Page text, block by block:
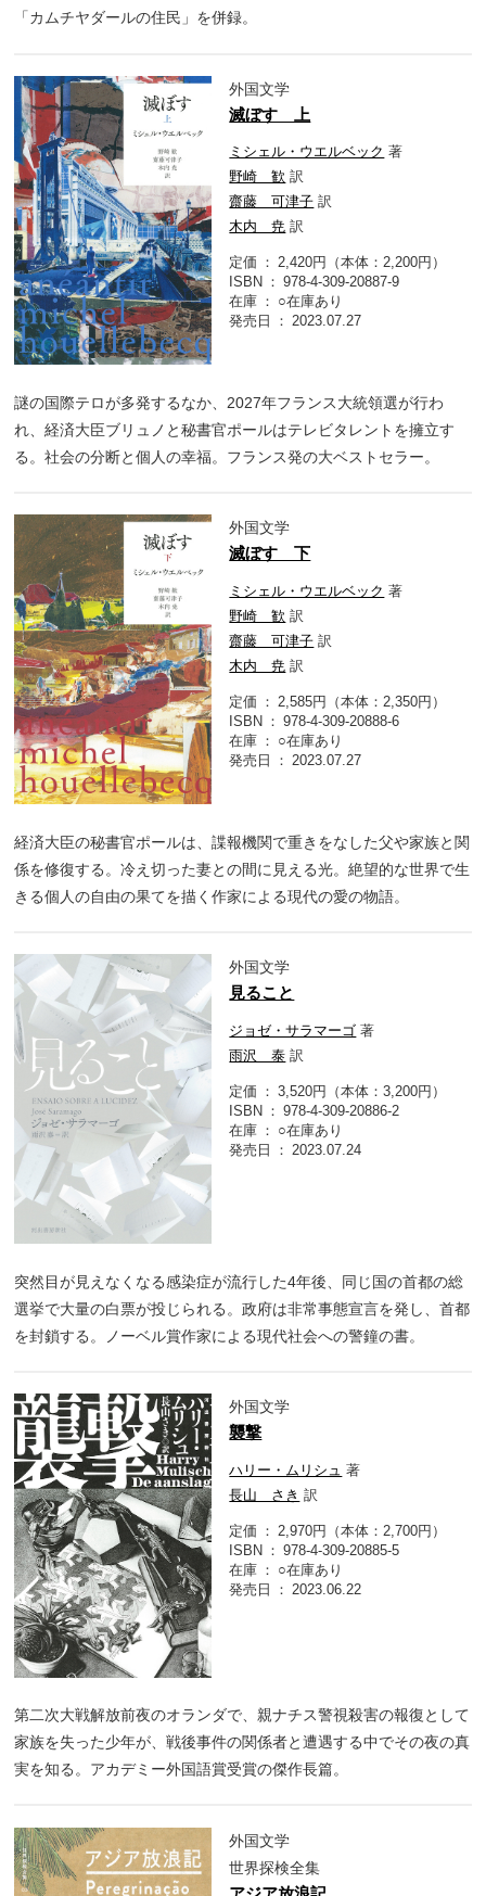
「カムチヤダールの住民」を併録。
外国文学
滅ぼす 上
ミシェル・ウエルベック 著
野崎 歓 訳
齋藤 可津子 訳
木内 尭 訳
定価
2,420円（本体：2,200円）
ISBN
978-4-309-20887-9
在庫
○在庫あり
発売日
2023.07.27
謎の国際テロが多発するなか、2027年フランス大統領選が行わ
れ、経済大臣ブリュノと秘書官ポールはテレビタレントを擁立す
る。社会の分断と個人の幸福。フランス発の大ベストセラー。
外国文学
滅ぼす 下
ミシェル・ウエルベック 著
野崎 歓 訳
齋藤 可津子 訳
木内 尭 訳
定価
2,585円（本体：2,350円）
ISBN
978-4-309-20888-6
在庫
○在庫あり
発売日
2023.07.27
経済大臣の秘書官ポールは、諜報機関で重きをなした父や家族と関
係を修復する。冷え切った妻との間に見える光。絶望的な世界で生
きる個人の自由の果てを描く作家による現代の愛の物語。
外国文学
見ること
ジョゼ・サラマーゴ 著
雨沢 泰 訳
定価
3,520円（本体：3,200円）
ISBN
978-4-309-20886-2
在庫
○在庫あり
発売日
2023.07.24
突然目が見えなくなる感染症が流行した4年後、同じ国の首都の総
選挙で大量の白票が投じられる。政府は非常事態宣言を発し、首都
を封鎖する。ノーベル賞作家による現代社会への警鐘の書。
外国文学
襲撃
ハリー・ムリシュ 著
長山 さき 訳
定価
2,970円（本体：2,700円）
ISBN
978-4-309-20885-5
在庫
○在庫あり
発売日
2023.06.22
第二次大戦解放前夜のオランダで、親ナチス警視殺害の報復として
家族を失った少年が、戦後事件の関係者と遭遇する中でその夜の真
実を知る。アカデミー外国語賞受賞の傑作長篇。
外国文学
世界探検全集